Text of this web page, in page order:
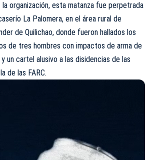
la organización, esta matanza fue perpetrada
La Palomera, en el área rural de
de Quilichao, donde fueron hallados los
de tres hombres con impactos de arma de
un cartel alusivo a las disidencias de las
de las FARC.